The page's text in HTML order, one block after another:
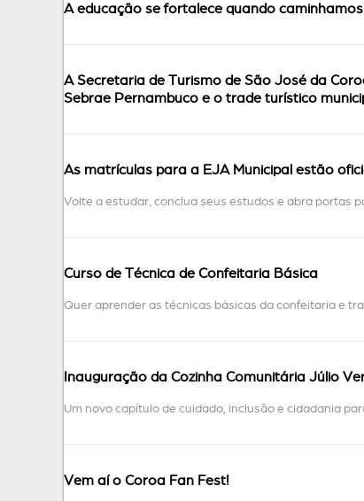
A educação se fortalece quando
A Secretaria de Turismo de São José da
Sebrae Pernambuco e o trade turístico
As matrículas para a EJA Municipal estão
Volte a estudar, conclua seus estudos e abra portas
Curso de Técnica de Confeitaria Básica
Quer aprender as técnicas básicas da confeitaria e
Inauguração da Cozinha Comunitária Júlio
Um novo capítulo de cuidado, inclusão e cidadania
Vem aí o Coroa Fan Fest!